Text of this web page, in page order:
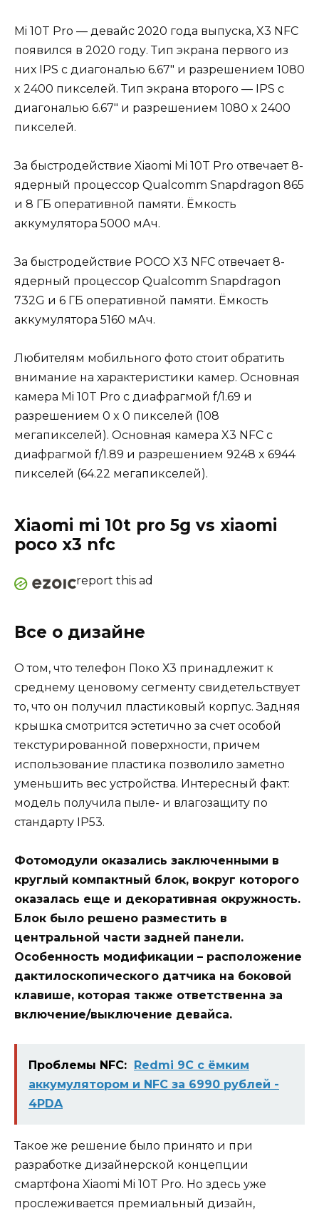
Mi 10T Pro — девайс 2020 года выпуска, X3 NFC
появился в 2020 году. Тип экрана первого из
них IPS с диагональю 6.67″ и разрешением 1080
x 2400 пикселей. Тип экрана второго — IPS с
диагональю 6.67″ и разрешением 1080 x 2400
пикселей.
За быстродействие Xiaomi Mi 10T Pro отвечает 8-
ядерный процессор Qualcomm Snapdragon 865
и 8 ГБ оперативной памяти. Ёмкость
аккумулятора 5000 мАч.
За быстродействие POCO X3 NFC отвечает 8-
ядерный процессор Qualcomm Snapdragon
732G и 6 ГБ оперативной памяти. Ёмкость
аккумулятора 5160 мАч.
Любителям мобильного фото стоит обратить
внимание на характеристики камер. Основная
камера Mi 10T Pro с диафрагмой f/1.69 и
разрешением 0 x 0 пикселей (108
мегапикселей). Основная камера X3 NFC с
диафрагмой f/1.89 и разрешением 9248 x 6944
пикселей (64.22 мегапикселей).
Xiaomi mi 10t pro 5g vs xiaomi
poco x3 nfc
report this ad
Все о дизайне
О том, что телефон Поко Х3 принадлежит к
среднему ценовому сегменту свидетельствует
то, что он получил пластиковый корпус. Задняя
крышка смотрится эстетично за счет особой
текстурированной поверхности, причем
использование пластика позволило заметно
уменьшить вес устройства. Интересный факт:
модель получила пыле- и влагозащиту по
стандарту IP53.
Фотомодули оказались заключенными в
круглый компактный блок, вокруг которого
оказалась еще и декоративная окружность.
Блок было решено разместить в
центральной части задней панели.
Особенность модификации – расположение
дактилоскопического датчика на боковой
клавише, которая также ответственна за
включение/выключение девайса.
Проблемы NFC: Redmi 9C с ёмким
аккумулятором и NFC за 6990 рублей -
4PDA
Такое же решение было принято и при
разработке дизайнерской концепции
смартфона Xiaomi Mi 10T Pro. Но здесь уже
прослеживается премиальный дизайн,